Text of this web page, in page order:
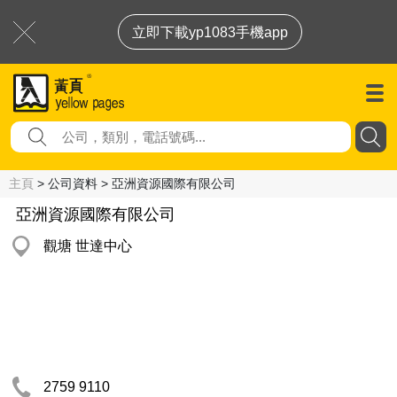
立即下載yp1083手機app
主頁 > 公司資料 > 亞洲資源國際有限公司
亞洲資源國際有限公司
觀塘 世達中心
2759 9110